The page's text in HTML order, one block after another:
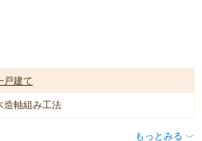
戸建て
造軸組み工法
もっとみる 〈